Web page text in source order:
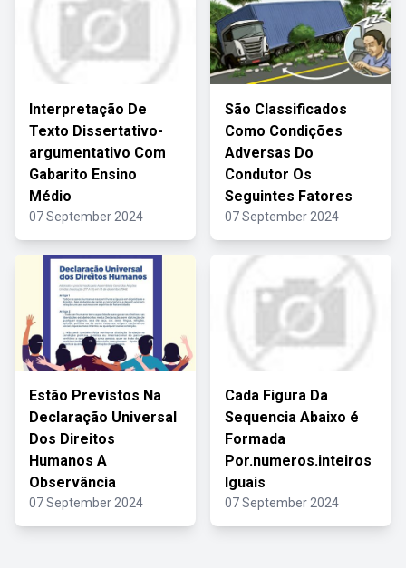
Interpretação De
Texto Dissertativo-
argumentativo Com
Gabarito Ensino
Médio
07 September 2024
São Classificados
Como Condições
Adversas Do
Condutor Os
Seguintes Fatores
07 September 2024
Estão Previstos Na
Declaração Universal
Dos Direitos
Humanos A
Observância
07 September 2024
Cada Figura Da
Sequencia Abaixo é
Formada
Por.numeros.inteiros
Iguais
07 September 2024